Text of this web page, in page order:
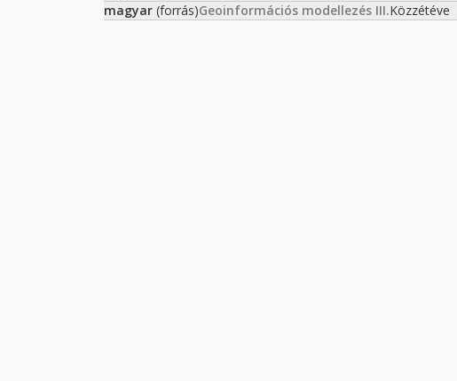
magyar (forrás)Geoinformációs modellezés III.Közzétéve